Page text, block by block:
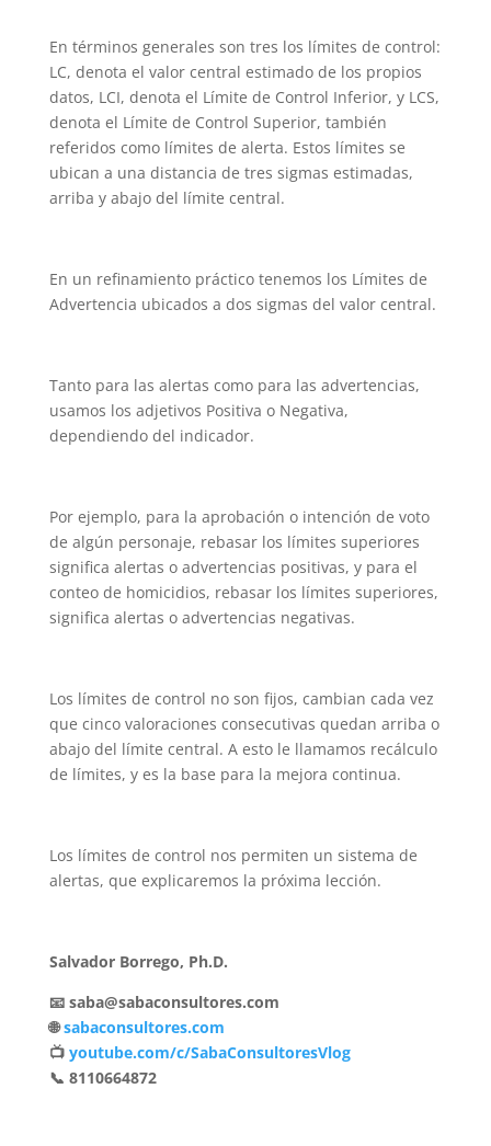
En términos generales son tres los límites de control:
LC, denota el valor central estimado de los propios
datos, LCI, denota el Límite de Control Inferior, y LCS,
denota el Límite de Control Superior, también
referidos como límites de alerta. Estos límites se
ubican a una distancia de tres sigmas estimadas,
arriba y abajo del límite central.
En un refinamiento práctico tenemos los Límites de
Advertencia ubicados a dos sigmas del valor central.
Tanto para las alertas como para las advertencias,
usamos los adjetivos Positiva o Negativa,
dependiendo del indicador.
Por ejemplo, para la aprobación o intención de voto
de algún personaje, rebasar los límites superiores
significa alertas o advertencias positivas, y para el
conteo de homicidios, rebasar los límites superiores,
significa alertas o advertencias negativas.
Los límites de control no son fijos, cambian cada vez
que cinco valoraciones consecutivas quedan arriba o
abajo del límite central. A esto le llamamos recálculo
de límites, y es la base para la mejora continua.
Los límites de control nos permiten un sistema de
alertas, que explicaremos la próxima lección.
Salvador Borrego, Ph.D.
📧 saba@sabaconsultores.com
🌐sabaconsultores.com
📺 youtube.com/c/SabaConsultoresVlog
📞 8110664872